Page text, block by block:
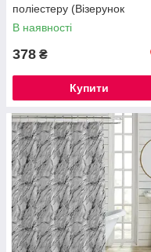
поліестеру (Візерунок
"Смужка" біло-чорна)
(AC3587)
В наявності
378 ₴
Купити